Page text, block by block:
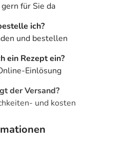
für Sie da
ich?
und bestellen
ein Rezept ein?
Einlösung
der Versand?
und kosten